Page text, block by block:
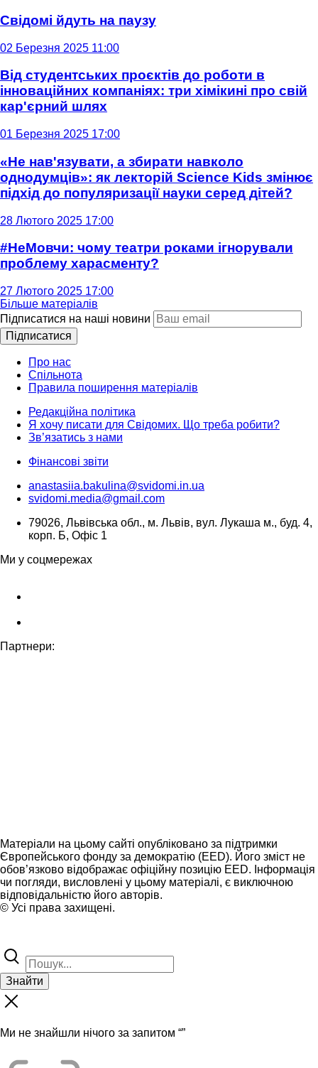
Свідомі йдуть на паузу
02 Березня 2025 11:00
Від студентських проєктів до роботи в
інноваційних компаніях: три хімікині про свій
кар'єрний шлях
01 Березня 2025 17:00
«Не нав'язувати, а збирати навколо
однодумців»: як лекторій Science Kids змінює
підхід до популяризації науки серед дітей?
28 Лютого 2025 17:00
#НеМовчи: чому театри роками ігнорували
проблему харасменту?
27 Лютого 2025 17:00
Більше матеріалів
Підписатися на наші новини
Підписатися
Про нас
Спільнота
Правила поширення матеріалів
Редакційна політика
Я хочу писати для Свідомих. Що треба робити?
Зв’язатись з нами
Фінансові звіти
anastasiia.bakulina@svidomi.in.ua
svidomi.media@gmail.com
79026, Львівська обл., м. Львів, вул. Лукаша м., буд. 4,
корп. Б, Офіс 1
Ми у соцмережах
Партнери:
Матеріали на цьому сайті опубліковано за підтримки
Європейського фонду за демократію (EED). Його зміст не
обов’язково відображає офіційну позицію EED. Інформація
чи погляди, висловлені у цьому матеріалі, є виключною
відповідальністю його авторів.
© Усі права захищені.
Знайти
Ми не знайшли нічого за запитом “”